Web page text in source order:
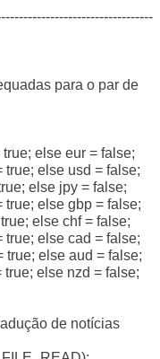
para o par de
else eur = false;
true; else usd = false;
else jpy = false;
true; else gbp = false;
else chf = false;
true; else cad = false;
true; else aud = false;
else nzd = false;
de notícias